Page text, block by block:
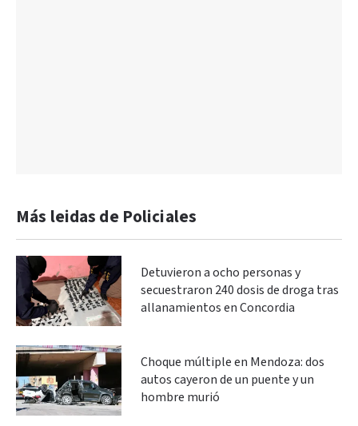
Más leidas de Policiales
Detuvieron a ocho personas y
secuestraron 240 dosis de droga tras
allanamientos en Concordia
Choque múltiple en Mendoza: dos
autos cayeron de un puente y un
hombre murió